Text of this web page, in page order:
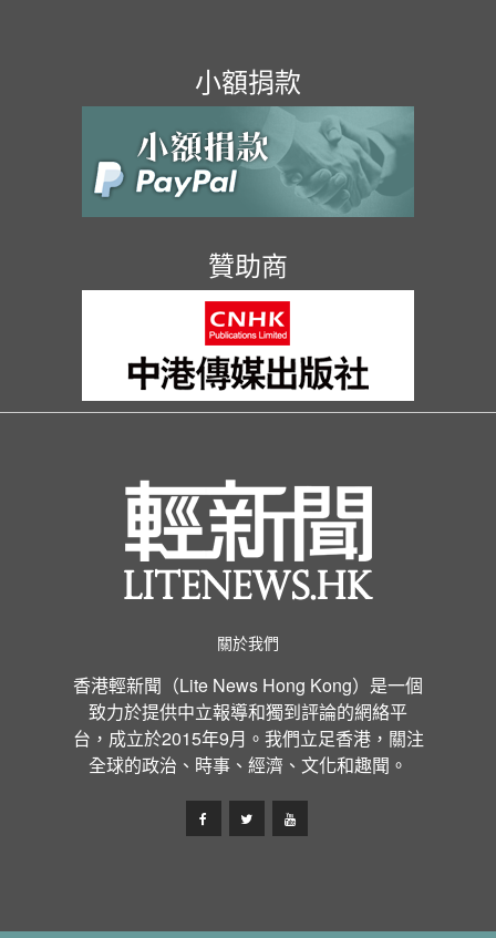
小額捐款
贊助商
關於我們
香港輕新聞（Lite News Hong Kong）是一個
致力於提供中立報導和獨到評論的網絡平
台，成立於2015年9月。我們立足香港，關注
全球的政治、時事、經濟、文化和趣聞。